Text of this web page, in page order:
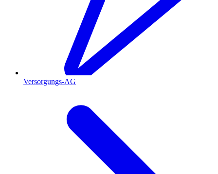
Versorgungs-AG